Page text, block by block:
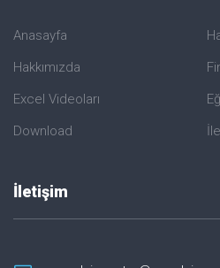
Anasayfa
Hakkımızda
Excel Videoları
Download
İletişim